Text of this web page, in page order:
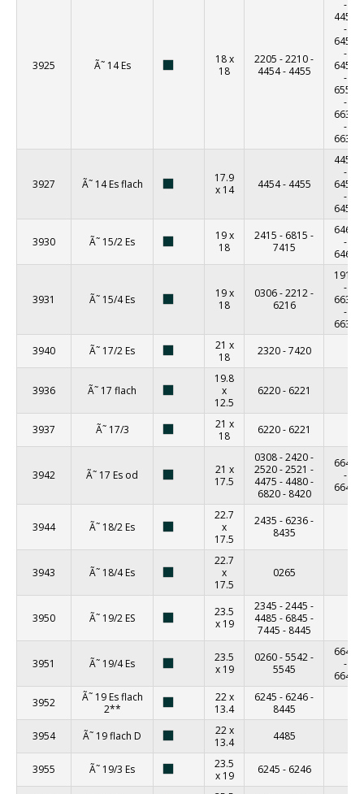
3925 Ã˜ 14 Es
18 x
18
2205 -2210-
4454- 4455
-
4456
-
6456
-
6457
-
6555
-
6630
-
6632
3927 Ã˜ 14 Es flach
17.9
x 14
4454- 4455
4456
-
6456
-
6457
3930 Ã˜ 15/2 Es
19 x
18
2415 - 6815 -
7415
6461
-
6462
3931 Ã˜ 15/4 Es
19 x
18
0306-2212-
6216
1915
-
6635
-
6637
3940
Ã˜ 17/2 Es
21 x
18
2320-7420
3936 Ã˜ 17 flach
19.8
x
12.5
6220- 6221
3937 Ã˜ 17/3
21 x
18
6220- 6221
3942 Ã˜ 17 Es od
21 x
17.5
0308-2420-
2520-2521 -
4475 - 4480-
6820- 8420
6640
-
6642
3944 Ã˜ 18/2 Es
22.7
x
17.5
2435 - 6236-
8435
3943 Ã˜ 18/4 Es
22.7
x
17.5
0265
3950 Ã˜ 19/2 ES
23.5
x 19
2345 -2445 -
4485 - 6845 -
7445 - 8445
3951 Ã˜ 19/4 Es
23.5
x 19
0260-5542-
5545
6645
-
6647
3952
Ã˜ 19 Es flach
2**
22 x
13.4
6245 - 6246-
8445
3954
Ã˜ 19 flach D
22 x
13.4
4485
3955 Ã˜ 19/3 Es
23.5
x 19
6245 - 6246